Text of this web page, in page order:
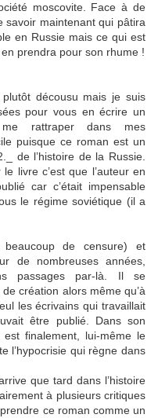
moscovite. Face à de
savoir maintenant qui pâtira
en Russie mais ce qui est
prendra pour son rhume !
décousu mais je suis
pour vous en écrire un
me rattraper dans mes
puisque ce roman est un
de l’histoire de la Russie.
livre c’est que l’auteur en
car c’était impensable
le régime soviétique (il a
de censure) et
de nombreuses années,
passages par-là. Il se
création alors même qu’à
les écrivains qui travaillait
être publié. Dans son
finalement, lui-même le
l’hypocrisie qui règne dans
que tard dans l’histoire
à plusieurs critiques
ce roman comme un